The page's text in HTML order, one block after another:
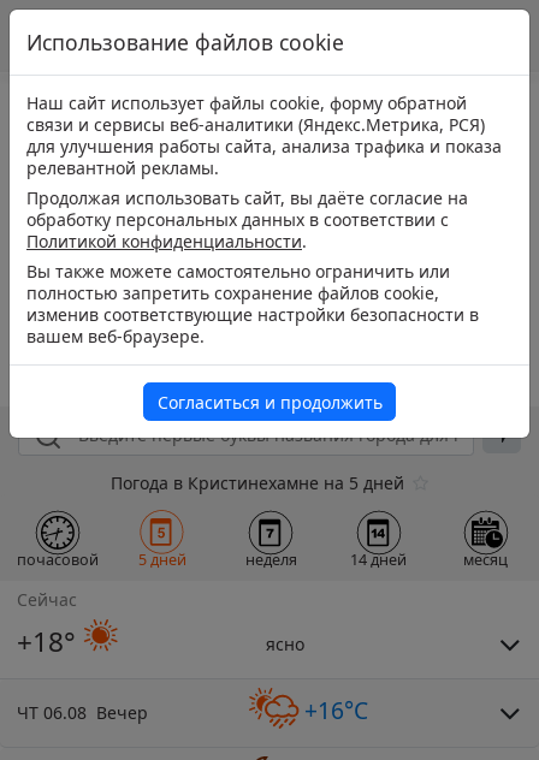
Погода в Кристинехамне на 5 дней
почасовой 5 дней неделя 14 дней месяц
Сейчас
+18° ясно
ЧТ 06.08 Вечер +16°C
Использование файлов cookie
Наш сайт использует файлы cookie, форму обратной
связи и сервисы веб-аналитики (Яндекс.Метрика, РСЯ)
для улучшения работы сайта, анализа трафика и показа
релевантной рекламы.
Продолжая использовать сайт, вы даёте согласие на
обработку персональных данных в соответствии с
Политикой конфиденциальности.
Вы также можете самостоятельно ограничить или
полностью запретить сохранение файлов cookie,
изменив соответствующие настройки безопасности в
вашем веб-браузере.
Согласиться и продолжить